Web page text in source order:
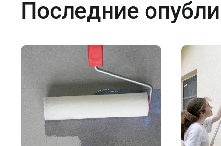
используйте простую формулу:
для потолка.
Последние